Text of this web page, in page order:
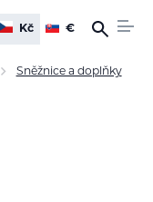
Kč €
Sněžnice a doplňky